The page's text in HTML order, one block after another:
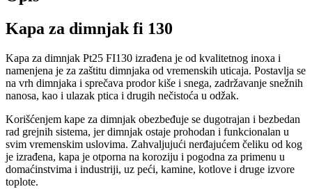
Kapa za dimnjak fi 130
Kapa za dimnjak Pt25 FI130 izrađena je od kvalitetnog inoxa i
namenjena je za zaštitu dimnjaka od vremenskih uticaja. Postavlja se
na vrh dimnjaka i sprečava prodor kiše i snega, zadržavanje snežnih
nanosa, kao i ulazak ptica i drugih nečistoća u odžak.
Korišćenjem kape za dimnjak obezbeđuje se dugotrajan i bezbedan
rad grejnih sistema, jer dimnjak ostaje prohodan i funkcionalan u
svim vremenskim uslovima. Zahvaljujući nerđajućem čeliku od kog
je izrađena, kapa je otporna na koroziju i pogodna za primenu u
domaćinstvima i industriji, uz peći, kamine, kotlove i druge izvore
toplote.